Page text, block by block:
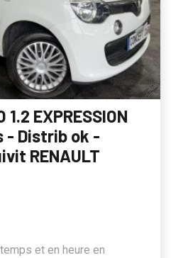
1.2 EXPRESSION
- Distrib ok -
RENAULT
et en heure en